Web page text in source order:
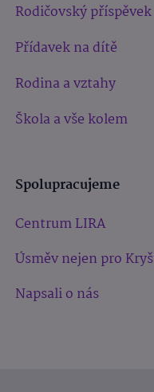
Rodičovský příspěvek
Přídavek na dítě
Rodina a vztahy
Škola a vše kolem
Spolupracujeme
Centrum LIRA
Úsměv nejen pro
Napsali o nás